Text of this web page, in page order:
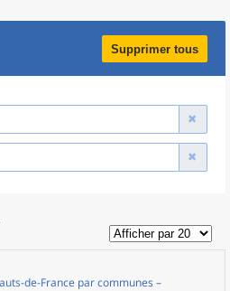
Supprimer tous
de-France par communes –